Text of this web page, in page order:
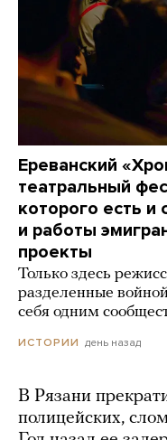
Ереванский
театральный
которого есть и
и работы
проекты
Только здесь
разделенные
себя одним
ИСТОРИИ день назад
В Рязани
полицейских,